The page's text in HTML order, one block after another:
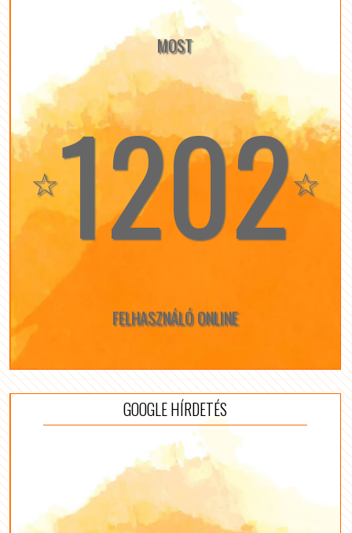
MOST
☆1202☆
FELHASZNÁLÓ ONLINE
GOOGLE HÍRDETÉS